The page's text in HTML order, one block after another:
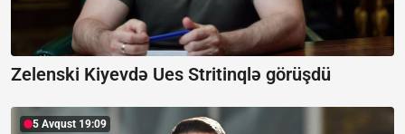
Zelenski Kiyevdə Ues Stritinqlə görüşdü
5 Avqust 19:09